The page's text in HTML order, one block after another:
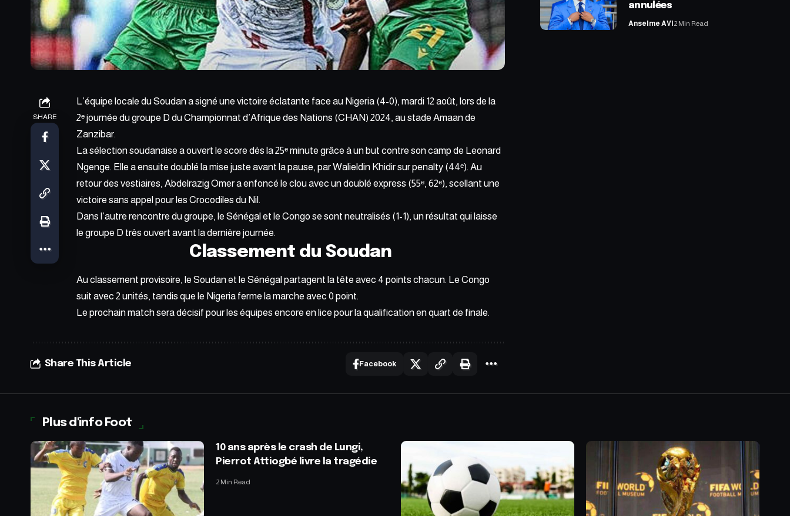
SHARE
L’équipe locale du Soudan a signé une victoire éclatante face au Nigeria (4-0), mardi 12 août, lors de la
2ᵉ journée du groupe D du Championnat d’Afrique des Nations (CHAN) 2024, au stade Amaan de
Zanzibar.
La sélection soudanaise a ouvert le score dès la 25ᵉ minute grâce à un but contre son camp de Leonard
Ngenge. Elle a ensuite doublé la mise juste avant la pause, par Walieldin Khidir sur penalty (44ᵉ). Au
retour des vestiaires, Abdelrazig Omer a enfoncé le clou avec un doublé express (55ᵉ, 62ᵉ), scellant une
victoire sans appel pour les Crocodiles du Nil.
Dans l’autre rencontre du groupe, le Sénégal et le Congo se sont neutralisés (1-1), un résultat qui laisse
le groupe D très ouvert avant la dernière journée.
Classement du Soudan
Au classement provisoire, le Soudan et le Sénégal partagent la tête avec 4 points chacun. Le Congo
suit avec 2 unités, tandis que le Nigeria ferme la marche avec 0 point.
Le prochain match sera décisif pour les équipes encore en lice pour la qualification en quart de finale.
Share This Article Facebook
annulées
Anselme AVI 2 Min Read
Plus d'info Foot
10 ans après le crash de Lungi,
Pierrot Attiogbé livre la tragédie
2 Min Read